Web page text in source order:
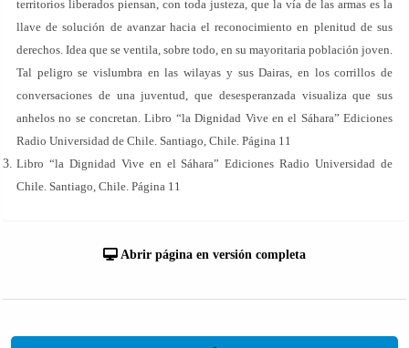
territorios liberados piensan, con toda justeza, que la vía de las armas es la
llave de solución de avanzar hacia el reconocimiento en plenitud de sus
derechos. Idea que se ventila, sobre todo, en su mayoritaria población joven.
Tal peligro se vislumbra en las wilayas y sus Dairas, en los corrillos de
conversaciones de una juventud, que desesperanzada visualiza que sus
anhelos no se concretan. Libro “la Dignidad Vive en el Sáhara” Ediciones
Radio Universidad de Chile. Santiago, Chile. Página 11
Libro “la Dignidad Vive en el Sáhara” Ediciones Radio Universidad de
Chile. Santiago, Chile. Página 11
Abrir página en versión completa